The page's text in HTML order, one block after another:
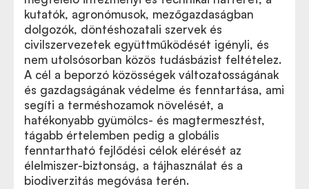
kutatók, agronómusok, mezőgazdaságban
dolgozók, döntéshozatali szervek és
civilszervezetek együttműködését igényli, és
nem utolsósorban közös tudásbázist feltételez.
A cél a beporzó közösségek változatosságának
és gazdagságának védelme és fenntartása, ami
segíti a terméshozamok növelését, a
hatékonyabb gyümölcs- és magtermesztést,
tágabb értelemben pedig a globális
fenntartható fejlődési célok elérését az
élelmiszer-biztonság, a tájhasználat és a
biodiverzitás megóvása terén.